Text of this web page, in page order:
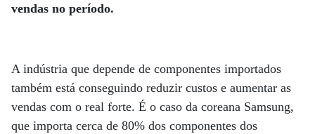
vendas no período.
A indústria que depende de componentes importados
também está conseguindo reduzir custos e aumentar as
vendas com o real forte. É o caso da coreana Samsung,
que importa cerca de 80% dos componentes dos